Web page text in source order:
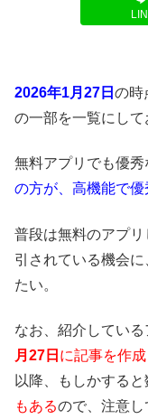
2026年1月27日 の時
の一部を一覧にして
無料アプリでも優
の方が、高機能で優
普段は無料のアプ
引されている機会
たい。
なお、紹介してい
月27日 に記事を作
以降、もしかする
もあるので、注意し